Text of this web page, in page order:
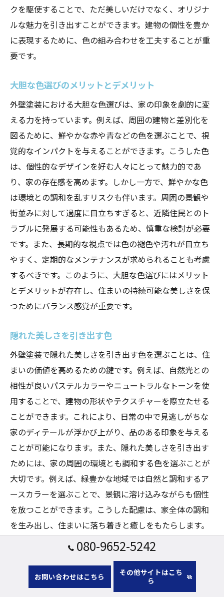
クを駆使することで、ただ美しいだけでなく、オリジナ
ルな魅力を引き出すことができます。建物の個性を豊か
に表現するために、色の組み合わせを工夫することが重
要です。
大胆な色選びのメリットとデメリット
外壁塗装における大胆な色選びは、家の印象を劇的に変
える力を持っています。例えば、周囲の建物と差別化を
図るために、鮮やかな赤や青などの色を選ぶことで、視
覚的なインパクトを与えることができます。こうした色
は、個性的なデザインを好む人々にとって魅力的であ
り、家の存在感を高めます。しかし一方で、鮮やかな色
は環境との調和を乱すリスクも伴います。周囲の景観や
街並みに対して過度に目立ちすぎると、近隣住民とのト
ラブルに発展する可能性もあるため、慎重な検討が必要
です。また、長期的な視点では色の褪色や汚れが目立ち
やすく、定期的なメンテナンスが求められることも考慮
するべきです。このように、大胆な色選びにはメリット
とデメリットが存在し、住まいの持続可能な美しさを保
つためにバランス感覚が重要です。
隠れた美しさを引き出す色
外壁塗装で隠れた美しさを引き出す色を選ぶことは、住
まいの価値を高めるための鍵です。例えば、自然光との
相性が良いパステルカラーやニュートラルなトーンを使
用することで、建物の形状やテクスチャーを際立たせる
ことができます。これにより、日常の中で見逃しがちな
家のディテールが浮かび上がり、品のある印象を与える
ことが可能になります。また、隠れた美しさを引き出す
ためには、家の周囲の環境とも調和する色を選ぶことが
大切です。例えば、緑豊かな地域では自然と調和するア
ースカラーを選ぶことで、景観に溶け込みながらも個性
を放つことができます。こうした配慮は、家全体の調和
を生み出し、住まいに落ち着きと癒しをもたらします。
色選びの過程で家の隠れた魅力を引き出すことは、住ま
個性的な外観を創る色選び
080-9652-5242
お問い合わせはこちら
その他サイトはこち
ら